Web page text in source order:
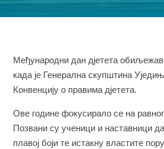
Међународни дан дјетета
када је Генерална скупштина
Конвенцију о правима дјетета.
Ове године фокусирало се на
Позвани су ученици и наставници
плавој боји те истакну властите